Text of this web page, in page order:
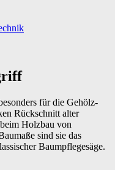
für die Gehölz-
Rückschnitt alter
Holzbau von
sind sie das
Baumpflegesäge.